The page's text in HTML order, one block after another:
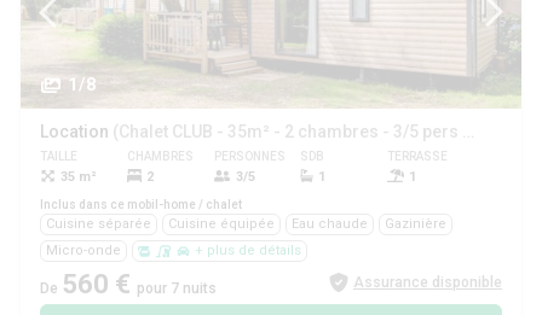
1/8
Location (Chalet CLUB - 35m² - 2 chambres - 3/5 pers + terrasse couverte -)
TAILLE
35 m²
CHAMBRES
2
PERSONNES
3/5
SDB
1
TERRASSE
1
Inclus dans ce mobil-home / chalet
Cuisine séparée Cuisine équipée Eau chaude
Gazinière
Micro-onde
+ plus de détails
De 560 € pour 7 nuits Assurance disponible